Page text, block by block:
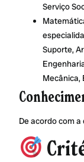
Serviço
Suporte,
Mecânica,
De acordo com